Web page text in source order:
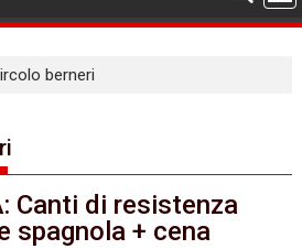
berneri
Canti di resistenza
spagnola + cena